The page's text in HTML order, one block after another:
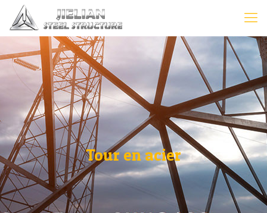
Tour en acier